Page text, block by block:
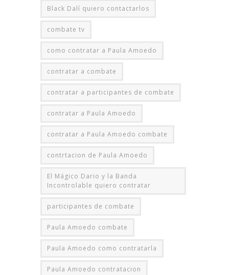
Black Dalí quiero contactarlos
combate tv
como contratar a Paula Amoedo
contratar a combate
contratar a participantes de combate
contratar a Paula Amoedo
contratar a Paula Amoedo combate
contrtacion de Paula Amoedo
El Mágico Dario y la Banda
Incontrolable quiero contratar
participantes de combate
Paula Amoedo combate
Paula Amoedo como contratarla
Paula Amoedo contratacion